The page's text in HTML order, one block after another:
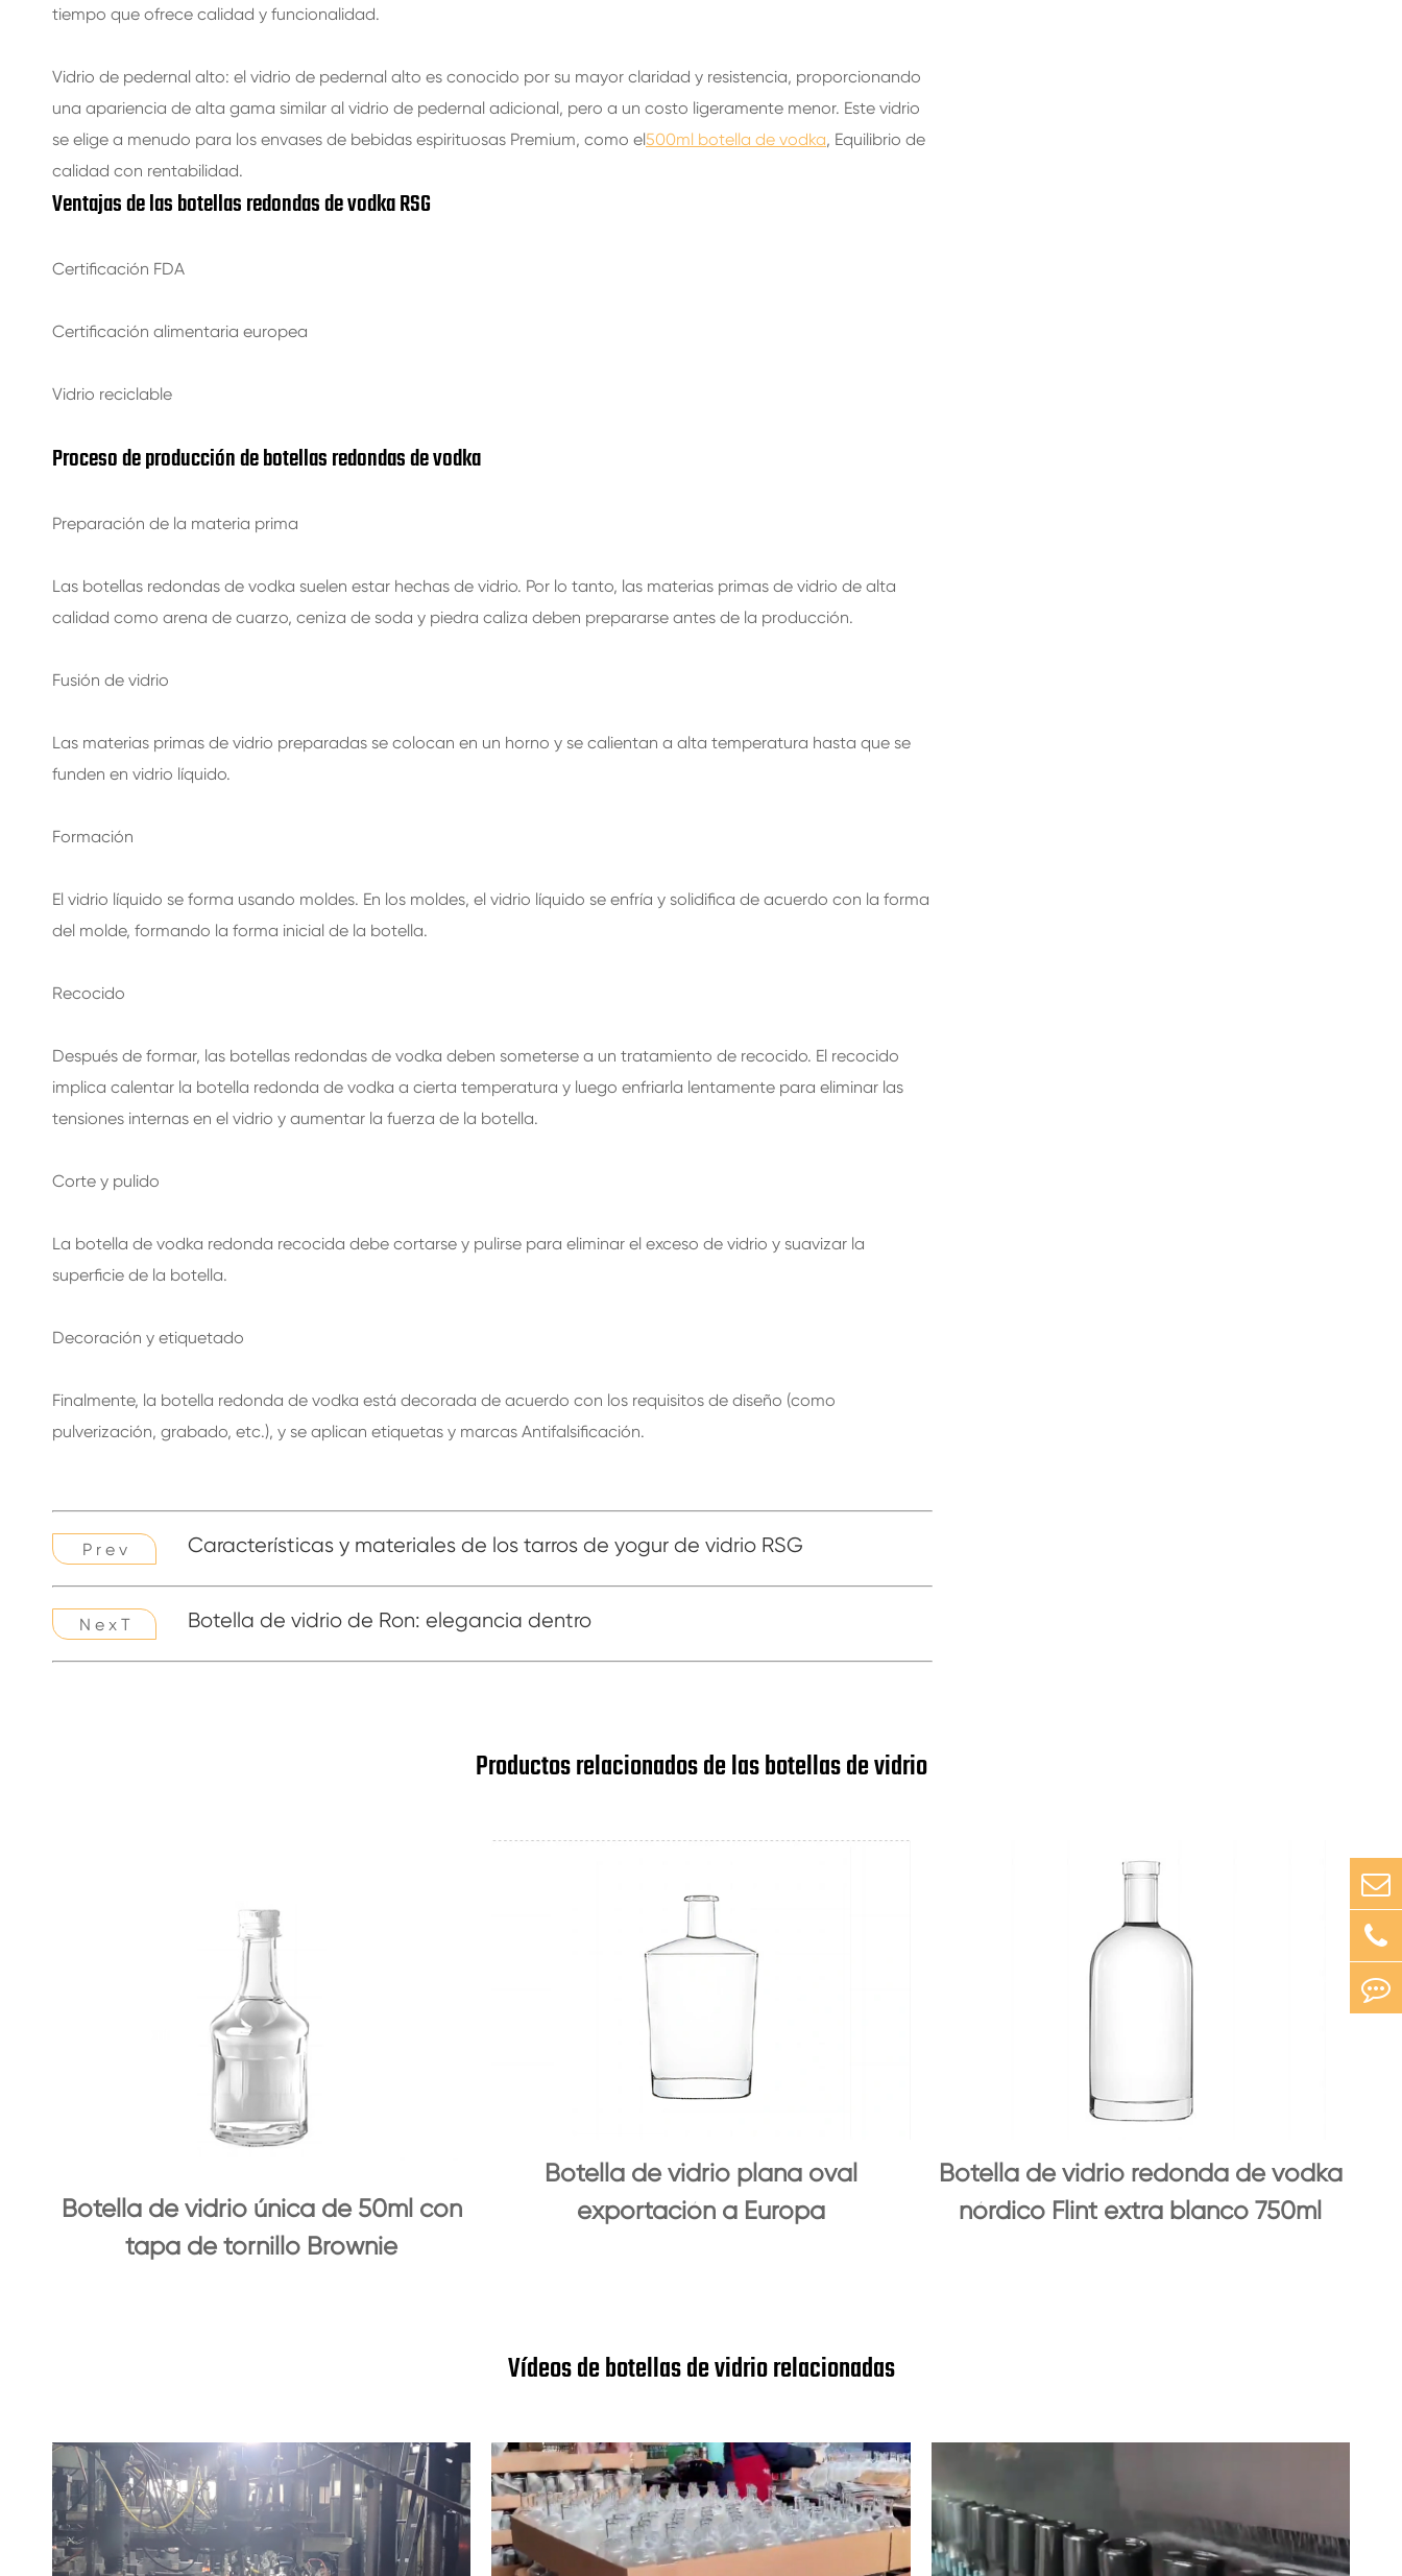
tiempo que ofrece calidad y funcionalidad.
Vidrio de pedernal alto: el vidrio de pedernal alto es conocido por su mayor claridad y resistencia, proporcionando
una apariencia de alta gama similar al vidrio de pedernal adicional, pero a un costo ligeramente menor. Este vidrio
se elige a menudo para los envases de bebidas espirituosas Premium, como el500ml botella de vodka, Equilibrio de
calidad con rentabilidad.
Ventajas de las botellas redondas de vodka RSG
Certificación FDA
Certificación alimentaria europea
Vidrio reciclable
Proceso de producción de botellas redondas de vodka
Preparación de la materia prima
Las botellas redondas de vodka suelen estar hechas de vidrio. Por lo tanto, las materias primas de vidrio de alta
calidad como arena de cuarzo, ceniza de soda y piedra caliza deben prepararse antes de la producción.
Fusión de vidrio
Las materias primas de vidrio preparadas se colocan en un horno y se calientan a alta temperatura hasta que se
funden en vidrio líquido.
Formación
El vidrio líquido se forma usando moldes. En los moldes, el vidrio líquido se enfría y solidifica de acuerdo con la forma
del molde, formando la forma inicial de la botella.
Recocido
Después de formar, las botellas redondas de vodka deben someterse a un tratamiento de recocido. El recocido
implica calentar la botella redonda de vodka a cierta temperatura y luego enfriarla lentamente para eliminar las
tensiones internas en el vidrio y aumentar la fuerza de la botella.
Corte y pulido
La botella de vodka redonda recocida debe cortarse y pulirse para eliminar el exceso de vidrio y suavizar la
superficie de la botella.
Decoración y etiquetado
Finalmente, la botella redonda de vodka está decorada de acuerdo con los requisitos de diseño (como
pulverización, grabado, etc.), y se aplican etiquetas y marcas Antifalsificación.
P r e v Características y materiales de los tarros de yogur de vidrio RSG
N e x T Botella de vidrio de Ron: elegancia dentro
Productos relacionados de las botellas de vidrio
Botella de vidrio única de 50ml con
tapa de tornillo Brownie
Botella de vidrio plana oval
exportación a Europa
Botella de vidrio redonda de vodka
nórdico Flint extra blanco 750ml
Vídeos de botellas de vidrio relacionadas